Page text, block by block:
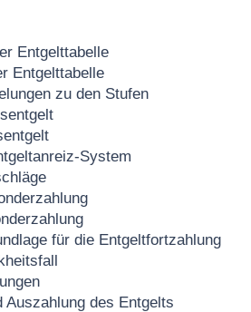
Entgelttabelle
Entgelttabelle
zu den Stufen
System
für die Entgeltfortzahlung
Auszahlung des Entgelts